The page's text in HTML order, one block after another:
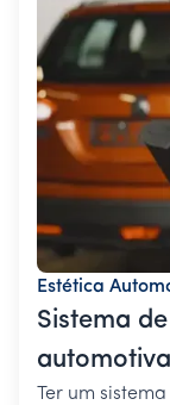
Estética
Sistema
automotiva
Ter um